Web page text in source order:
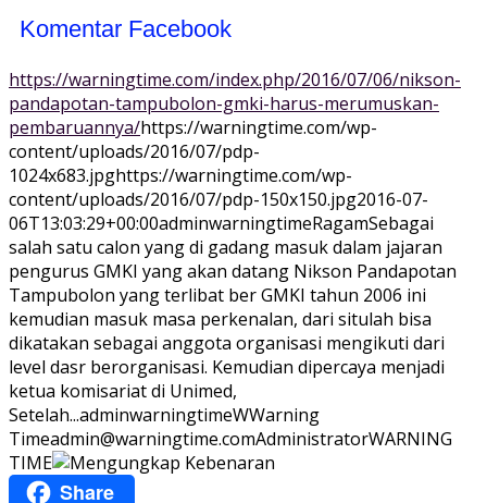
Komentar Facebook
https://warningtime.com/index.php/2016/07/06/nikson-
pandapotan-tampubolon-gmki-harus-merumuskan-
pembaruannya/https://warningtime.com/wp-
content/uploads/2016/07/pdp-
1024x683.jpghttps://warningtime.com/wp-
content/uploads/2016/07/pdp-150x150.jpg2016-07-
06T13:03:29+00:00adminwarningtimeRagamSebagai
salah satu calon yang di gadang masuk dalam jajaran
pengurus GMKI yang akan datang Nikson Pandapotan
Tampubolon yang terlibat ber GMKI tahun 2006 ini
kemudian masuk masa perkenalan, dari situlah bisa
dikatakan sebagai anggota organisasi mengikuti dari
level dasr berorganisasi. Kemudian dipercaya menjadi
ketua komisariat di Unimed,
Setelah...adminwarningtimeWWarning
Timeadmin@warningtime.comAdministratorWARNING
TIME
Share